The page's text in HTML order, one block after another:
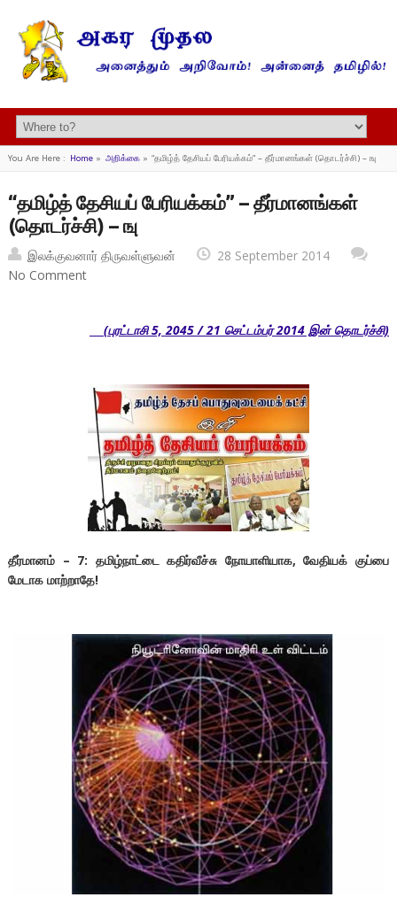
You Are Here : Home» அறிக்கை» “தமிழ்த் தேசியப் பேரியக்கம்” – தீர்மானங்கள் (தொடர்ச்சி) – ஙு
“தமிழ்த் தேசியப் பேரியக்கம்” – தீர்மானங்கள்
(தொடர்ச்சி) – ஙு
இலக்குவனார் திருவள்ளுவன்
28 September 2014
No Comment
(புரட்டாசி 5, 2045 / 21 செட்டம்பர் 2014 இன் தொடர்ச்சி)
தீர்மானம் – 7: தமிழ்நாட்டை கதிர்வீச்சு நோயாளியாக, வேதியக் குப்பை
மேடாக மாற்றாதே!